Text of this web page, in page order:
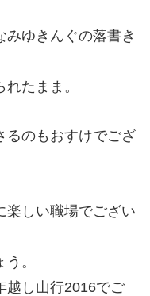
ゆきんぐの落書き
たまま。
るのもおすけでござ
楽しい職場でござい
。
越し山行2016でご